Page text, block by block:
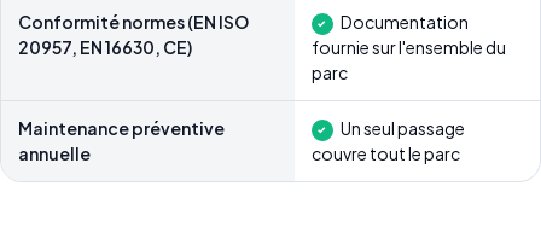
Conformité normes (EN ISO
20957, EN 16630, CE)
Documentation
fournie sur l'ensemble du
parc
Maintenance préventive
annuelle
Un seul passage
couvre tout le parc